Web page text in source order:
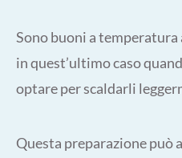
Sono buoni a
in quest’ultimo caso
optare per scaldarli
Questa preparazione può